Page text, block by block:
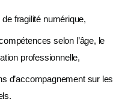
fragilité numérique,
selon l’âge, le
professionnelle,
d’accompagnement sur les